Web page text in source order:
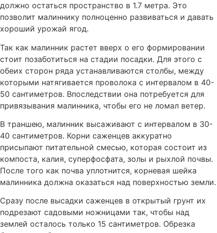
должно остаться пространство в 1.7 метра. Это
позволит малиннику полноценно развиваться и давать
хороший урожай ягод.
Так как малинник растет вверх о его формировании
стоит позаботиться на стадии посадки. Для этого с
обеих сторон ряда устанавливаются столбы, между
которыми натягивается проволока с интервалом в 40-
50 сантиметров. Впоследствии она потребуется для
привязывания малинника, чтобы его не ломал ветер.
В траншею, малинник высаживают с интервалом в 30-
40 сантиметров. Корни саженцев аккуратно
присыпают питательной смесью, которая состоит из
компоста, калия, суперфосфата, золы и рыхлой почвы.
После того как почва уплотнится, корневая шейка
малинника должна оказаться над поверхностью земли.
Сразу после высадки саженцев в открытый грунт их
подрезают садовыми ножницами так, чтобы над
землей осталось только 15 сантиметров. Обрезка